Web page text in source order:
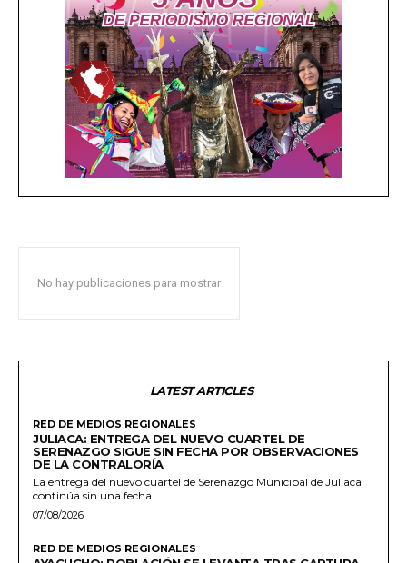
No hay publicaciones para mostrar
LATEST ARTICLES
RED DE MEDIOS REGIONALES
JULIACA: ENTREGA DEL NUEVO CUARTEL DE
SERENAZGO SIGUE SIN FECHA POR OBSERVACIONES
DE LA CONTRALORÍA
La entrega del nuevo cuartel de Serenazgo Municipal de Juliaca
continúa sin una fecha...
07/08/2026
RED DE MEDIOS REGIONALES